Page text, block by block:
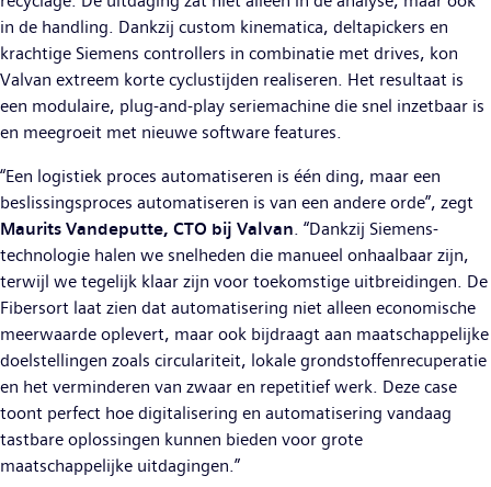
in de handling. Dankzij custom kinematica, deltapickers en
krachtige Siemens controllers in combinatie met drives, kon
Valvan extreem korte cyclustijden realiseren. Het resultaat is
een modulaire, plug-and-play seriemachine die snel inzetbaar is
en meegroeit met nieuwe software features.
“Een logistiek proces automatiseren is één ding, maar een
beslissingsproces automatiseren is van een andere orde”, zegt
Maurits Vandeputte, CTO bij Valvan. “Dankzij Siemens-
technologie halen we snelheden die manueel onhaalbaar zijn,
terwijl we tegelijk klaar zijn voor toekomstige uitbreidingen. De
Fibersort laat zien dat automatisering niet alleen economische
meerwaarde oplevert, maar ook bijdraagt aan maatschappelijke
doelstellingen zoals circulariteit, lokale grondstoffenrecuperatie
en het verminderen van zwaar en repetitief werk. Deze case
toont perfect hoe digitalisering en automatisering vandaag
tastbare oplossingen kunnen bieden voor grote
maatschappelijke uitdagingen.”